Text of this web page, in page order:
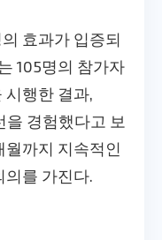
효과가 입증되
105명의 참가자
시행한 결과,
경험했다고 보
월까지 지속적인
의를 가진다.